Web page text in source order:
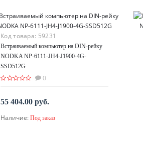
Код товара: 59231
Встраиваемый компьютер на DIN-рейку
NODKA NP-6111-JH4-J1900-4G-
SSD512G
0
55 404.00 руб.
По запросу
Наличие: Под заказ